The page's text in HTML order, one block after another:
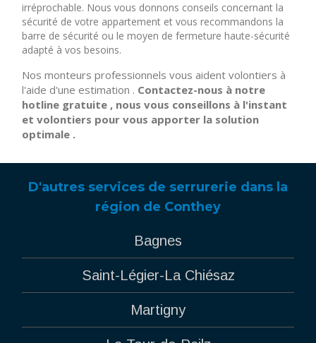
irréprochable. Nous vous donnons conseils concernant la
sécurité de votre appartement et vous recommandons la
barre de sécurité ou le moyen de fermeture haute-sécurité
adapté à vos besoins.
Nos monteurs professionnels vous aident volontiers à
l'aide d'une estimation . Contactez-nous à notre
hotline gratuite , nous vous conseillons à l'instant
et volontiers pour vous apporter la solution
optimale .
D'autres services de serrurerie dans la
région de Conthey
Bagnes
Saint-Légier-La Chiésaz
Martigny